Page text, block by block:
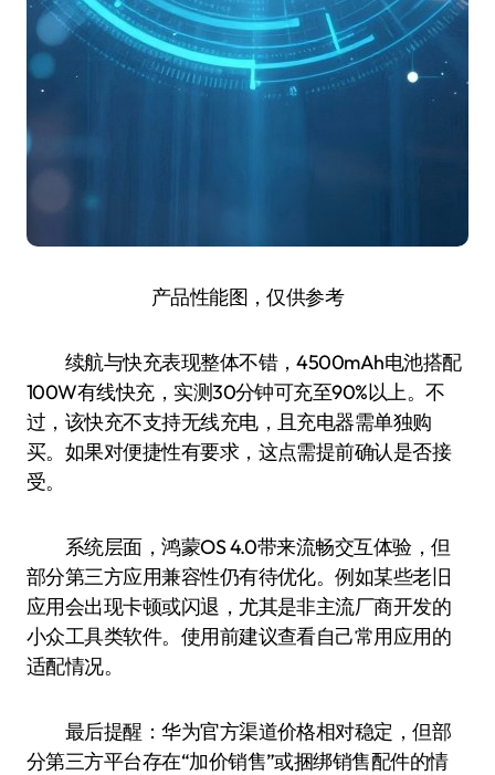
产品性能图，仅供参考
续航与快充表现整体不错，4500mAh电池搭配
100W有线快充，实测30分钟可充至90%以上。不
过，该快充不支持无线充电，且充电器需单独购
买。如果对便捷性有要求，这点需提前确认是否接
受。
系统层面，鸿蒙OS 4.0带来流畅交互体验，但
部分第三方应用兼容性仍有待优化。例如某些老旧
应用会出现卡顿或闪退，尤其是非主流厂商开发的
小众工具类软件。使用前建议查看自己常用应用的
适配情况。
最后提醒：华为官方渠道价格相对稳定，但部
分第三方平台存在“加价销售”或捆绑销售配件的情